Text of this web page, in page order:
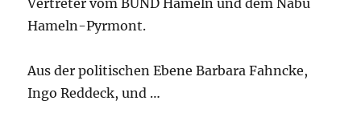
Vertreter vom BUND Hameln und dem Nabu
Hameln-Pyrmont.
Aus der politischen Ebene Barbara Fahncke,
Ingo Reddeck, und …